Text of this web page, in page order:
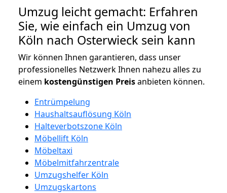
Umzug leicht gemacht: Erfahren
Sie, wie einfach ein Umzug von
Köln nach Osterwieck sein kann
Wir können Ihnen garantieren, dass unser
professionelles Netzwerk Ihnen nahezu alles zu
einem kostengünstigen Preisanbieten können.
Entrümpelung
Haushaltsauflösung Köln
Halteverbotszone Köln
Möbellift Köln
Möbeltaxi
Möbelmitfahrzentrale
Umzugshelfer Köln
Umzugskartons